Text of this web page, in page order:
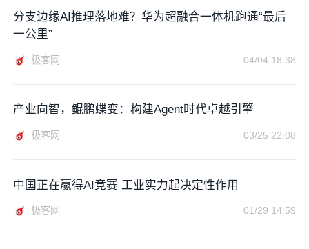
分支边缘AI推理落地难？华为超融合一体机跑通“最后
一公里”
极客网 04/04 18:38
产业向智，鲲鹏蝶变：构建Agent时代卓越引擎
极客网 03/25 22:08
中国正在赢得AI竞赛 工业实力起决定性作用
极客网 01/29 14:59